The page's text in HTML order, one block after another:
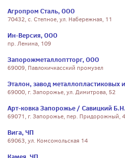
Агропром Сталь, ООО
70432, с. Степное, ул. Набережная, 11
Ин-Версия, ООО
пр. Ленина, 109
Запорожметаллоптторг, ООО
69009, Павлокичкасский промузел
Эталон, завод
69000, г. Запорожье, ул. Димитрова, 52
Арт-ковка Запорожье / Савицкий
69071, г. Запорожье, пер. Придорожный, 4
Вига, ЧП
69063, ул. Комсомольская 14